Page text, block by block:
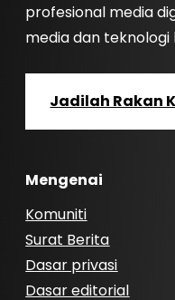
profesional media
media dan teknologi
Jadilah Rakan
Mengenai
Komuniti
Surat Berita
Dasar privasi
Dasar editorial